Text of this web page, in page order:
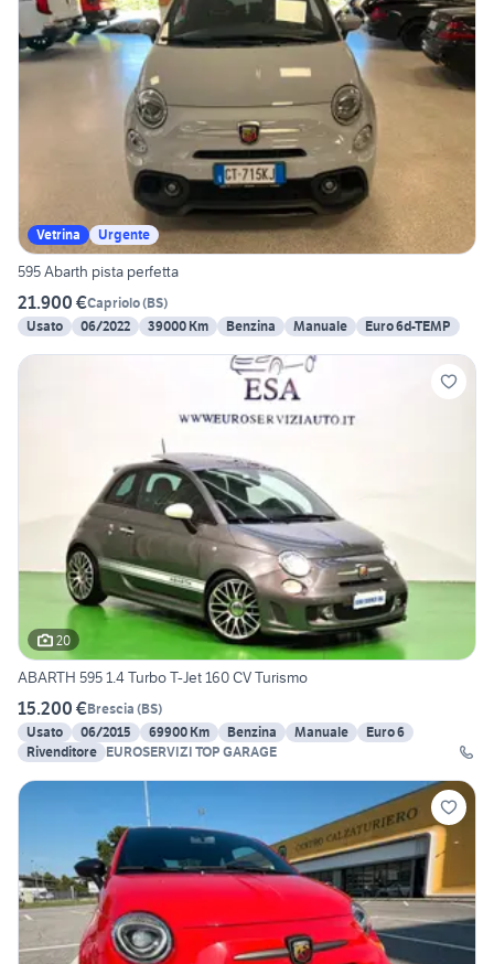
Vetrina Urgente
595 Abarth pista perfetta
21.900 €Capriolo(BS)
Usato
06/2022 39000 Km Benzina Manuale Euro 6d-TEMP
20
ABARTH 595 1.4 Turbo T-Jet 160 CV Turismo
15.200 €Brescia (BS)
Usato
06/2015 69900 Km Benzina Manuale
Euro 6
Rivenditore EUROSERVIZI TOP GARAGE